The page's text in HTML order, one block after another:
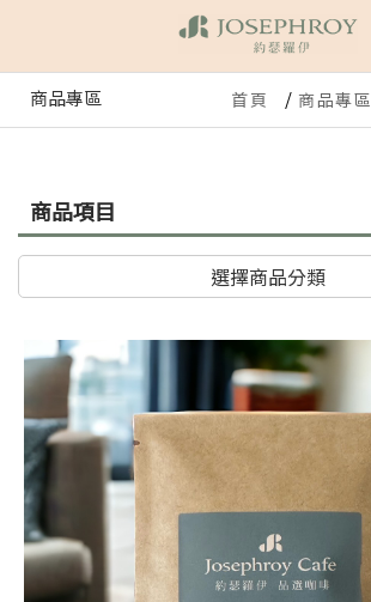
商品專區 首頁 商品專區
商品項目
選擇商品分類